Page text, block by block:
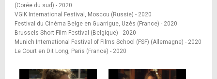
(Corée du sud) - 2020
VGIK International Festival, Moscou (Russie) - 2020
Festival du Cinéma Belge en Guarrigue, Uzès (France) - 2020
Brussels Short Film Festival (Belgique) - 2020
Munich International Festival of Films School (FSF) (Allemagne) - 2020
Le Court en Dit Long, Paris (France) - 2020